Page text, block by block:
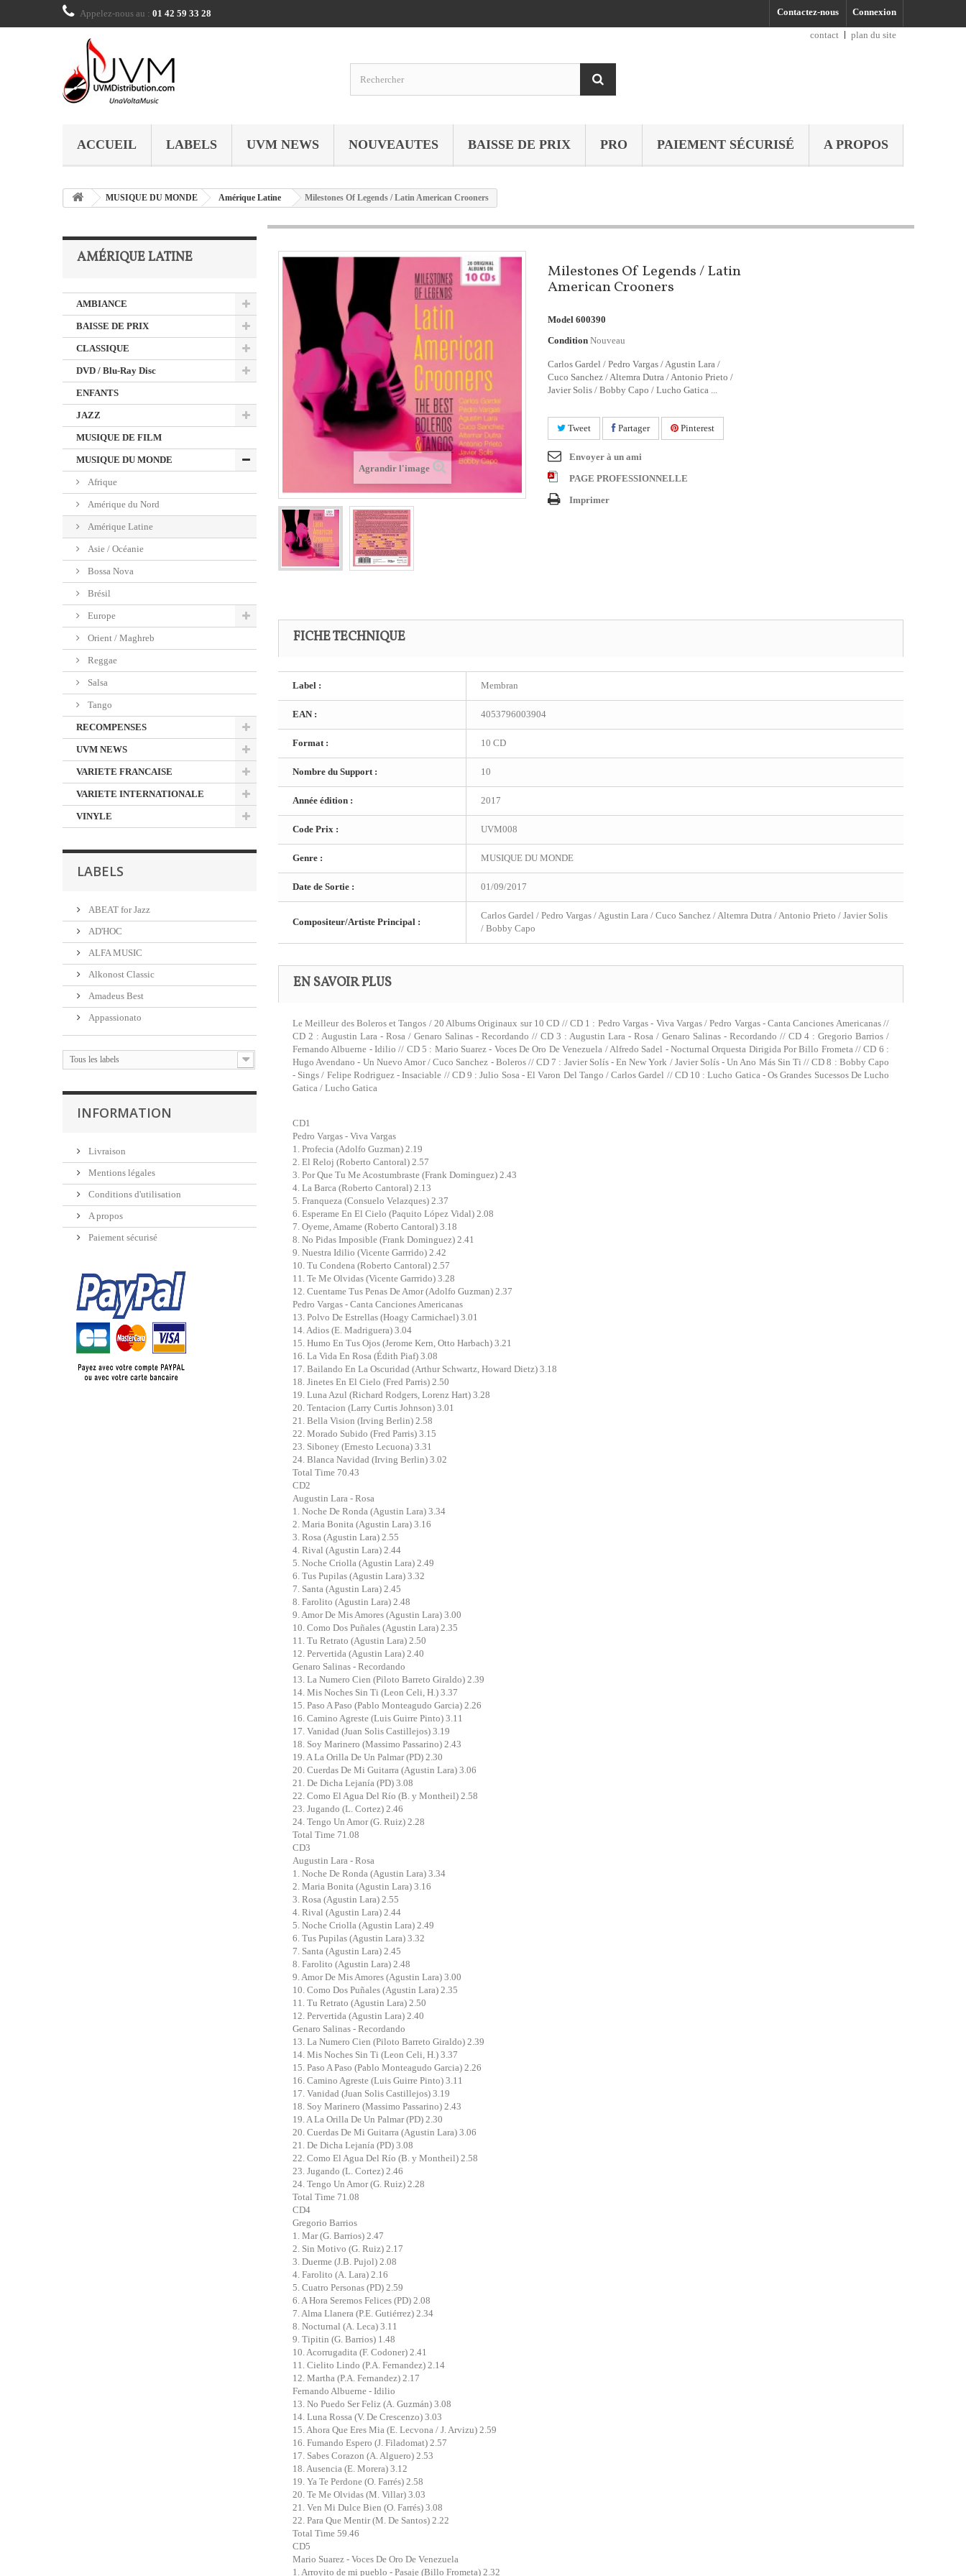
Connexion
Contactez-nous
Appelez-nous au : 01 42 59 33 28
contact
plan du site
ACCUEIL LABELS UVM NEWS NOUVEAUTES BAISSE DE PRIX PRO PAIEMENT SÉCURISÉ A PROPOS
MUSIQUE DU MONDE Amérique Latine Milestones Of Legends / Latin American Crooners
AMÉRIQUE LATINE
AMBIANCE
BAISSE DE PRIX
CLASSIQUE
DVD / Blu-Ray Disc
ENFANTS
JAZZ
MUSIQUE DE FILM
MUSIQUE DU MONDE
Afrique
Amérique du Nord
Amérique Latine
Asie / Océanie
Bossa Nova
Brésil
Europe
Orient / Maghreb
Reggae
Salsa
Tango
RECOMPENSES
UVM NEWS
VARIETE FRANCAISE
VARIETE INTERNATIONALE
VINYLE
LABELS
ABEAT for Jazz
AD'HOC
ALFA MUSIC
Alkonost Classic
Amadeus Best
Appassionato
Tous les labels
INFORMATION
Livraison
Mentions légales
Conditions d'utilisation
A propos
Paiement sécurisé
Agrandir l'image
Milestones Of Legends / Latin
American Crooners
Model 600390
Condition Nouveau
Carlos Gardel / Pedro Vargas / Agustin Lara /
Cuco Sanchez / Altemra Dutra / Antonio Prieto /
Javier Solis / Bobby Capo / Lucho Gatica ...
Tweet Partager Pinterest
Envoyer à un ami
PAGE PROFESSIONNELLE
Imprimer
FICHE TECHNIQUE
Label : Membran
EAN : 4053796003904
Format : 10 CD
Nombre du Support : 10
Année édition : 2017
Code Prix : UVM008
Genre : MUSIQUE DU MONDE
Date de Sortie : 01/09/2017
Compositeur/Artiste Principal :
Carlos Gardel / Pedro Vargas / Agustin Lara / Cuco Sanchez / Altemra Dutra / Antonio Prieto / Javier Solis
/ Bobby Capo
EN SAVOIR PLUS
Le Meilleur des Boleros et Tangos / 20 Albums Originaux sur 10 CD // CD 1 : Pedro Vargas - Viva Vargas / Pedro Vargas - Canta Canciones Americanas //
CD 2 : Augustin Lara - Rosa / Genaro Salinas - Recordando // CD 3 : Augustin Lara - Rosa / Genaro Salinas - Recordando // CD 4 : Gregorio Barrios /
Fernando Albuerne - Idilio // CD 5 : Mario Suarez - Voces De Oro De Venezuela / Alfredo Sadel - Nocturnal Orquesta Dirigida Por Billo Frometa // CD 6 :
Hugo Avendano - Un Nuevo Amor / Cuco Sanchez - Boleros // CD 7 : Javier Solís - En New York / Javier Solís - Un Ano Más Sin Ti // CD 8 : Bobby Capo
- Sings / Felipe Rodriguez - Insaciable // CD 9 : Julio Sosa - El Varon Del Tango / Carlos Gardel // CD 10 : Lucho Gatica - Os Grandes Sucessos De Lucho
Gatica / Lucho Gatica
CD1
Pedro Vargas - Viva Vargas
1. Profecia (Adolfo Guzman) 2.19
2. El Reloj (Roberto Cantoral) 2.57
3. Por Que Tu Me Acostumbraste (Frank Dominguez) 2.43
4. La Barca (Roberto Cantoral) 2.13
5. Franqueza (Consuelo Velazques) 2.37
6. Esperame En El Cielo (Paquito López Vidal) 2.08
7. Oyeme, Amame (Roberto Cantoral) 3.18
8. No Pidas Imposible (Frank Dominguez) 2.41
9. Nuestra Idilio (Vicente Garrrido) 2.42
10. Tu Condena (Roberto Cantoral) 2.57
11. Te Me Olvidas (Vicente Garrrido) 3.28
12. Cuentame Tus Penas De Amor (Adolfo Guzman) 2.37
Pedro Vargas - Canta Canciones Americanas
13. Polvo De Estrellas (Hoagy Carmichael) 3.01
14. Adios (E. Madriguera) 3.04
15. Humo En Tus Ojos (Jerome Kern, Otto Harbach) 3.21
16. La Vida En Rosa (Édith Piaf) 3.08
17. Bailando En La Oscuridad (Arthur Schwartz, Howard Dietz) 3.18
18. Jinetes En El Cielo (Fred Parris) 2.50
19. Luna Azul (Richard Rodgers, Lorenz Hart) 3.28
20. Tentacion (Larry Curtis Johnson) 3.01
21. Bella Vision (Irving Berlin) 2.58
22. Morado Subido (Fred Parris) 3.15
23. Siboney (Ernesto Lecuona) 3.31
24. Blanca Navidad (Irving Berlin) 3.02
Total Time 70.43
CD2
Augustin Lara - Rosa
1. Noche De Ronda (Agustin Lara) 3.34
2. Maria Bonita (Agustin Lara) 3.16
3. Rosa (Agustin Lara) 2.55
4. Rival (Agustin Lara) 2.44
5. Noche Criolla (Agustin Lara) 2.49
6. Tus Pupilas (Agustin Lara) 3.32
7. Santa (Agustin Lara) 2.45
8. Farolito (Agustin Lara) 2.48
9. Amor De Mis Amores (Agustin Lara) 3.00
10. Como Dos Puñales (Agustin Lara) 2.35
11. Tu Retrato (Agustin Lara) 2.50
12. Pervertida (Agustin Lara) 2.40
Genaro Salinas - Recordando
13. La Numero Cien (Piloto Barreto Giraldo) 2.39
14. Mis Noches Sin Ti (Leon Celi, H.) 3.37
15. Paso A Paso (Pablo Monteagudo Garcia) 2.26
16. Camino Agreste (Luis Guirre Pinto) 3.11
17. Vanidad (Juan Solis Castillejos) 3.19
18. Soy Marinero (Massimo Passarino) 2.43
19. A La Orilla De Un Palmar (PD) 2.30
20. Cuerdas De Mi Guitarra (Agustin Lara) 3.06
21. De Dicha Lejanía (PD) 3.08
22. Como El Agua Del Río (B. y Montheil) 2.58
23. Jugando (L. Cortez) 2.46
24. Tengo Un Amor (G. Ruiz) 2.28
Total Time 71.08
CD3
Augustin Lara - Rosa
1. Noche De Ronda (Agustin Lara) 3.34
2. Maria Bonita (Agustin Lara) 3.16
3. Rosa (Agustin Lara) 2.55
4. Rival (Agustin Lara) 2.44
5. Noche Criolla (Agustin Lara) 2.49
6. Tus Pupilas (Agustin Lara) 3.32
7. Santa (Agustin Lara) 2.45
8. Farolito (Agustin Lara) 2.48
9. Amor De Mis Amores (Agustin Lara) 3.00
10. Como Dos Puñales (Agustin Lara) 2.35
11. Tu Retrato (Agustin Lara) 2.50
12. Pervertida (Agustin Lara) 2.40
Genaro Salinas - Recordando
13. La Numero Cien (Piloto Barreto Giraldo) 2.39
14. Mis Noches Sin Ti (Leon Celi, H.) 3.37
15. Paso A Paso (Pablo Monteagudo Garcia) 2.26
16. Camino Agreste (Luis Guirre Pinto) 3.11
17. Vanidad (Juan Solis Castillejos) 3.19
18. Soy Marinero (Massimo Passarino) 2.43
19. A La Orilla De Un Palmar (PD) 2.30
20. Cuerdas De Mi Guitarra (Agustin Lara) 3.06
21. De Dicha Lejanía (PD) 3.08
22. Como El Agua Del Río (B. y Montheil) 2.58
23. Jugando (L. Cortez) 2.46
24. Tengo Un Amor (G. Ruiz) 2.28
Total Time 71.08
CD4
Gregorio Barrios
1. Mar (G. Barrios) 2.47
2. Sin Motivo (G. Ruiz) 2.17
3. Duerme (J.B. Pujol) 2.08
4. Farolito (A. Lara) 2.16
5. Cuatro Personas (PD) 2.59
6. A Hora Seremos Felices (PD) 2.08
7. Alma Llanera (P.E. Gutiérrez) 2.34
8. Nocturnal (A. Leca) 3.11
9. Tipitin (G. Barrios) 1.48
10. Acorrugadita (F. Codoner) 2.41
11. Cielito Lindo (P.A. Fernandez) 2.14
12. Martha (P.A. Fernandez) 2.17
Fernando Albuerne - Idilio
13. No Puedo Ser Feliz (A. Guzmán) 3.08
14. Luna Rossa (V. De Crescenzo) 3.03
15. Ahora Que Eres Mia (E. Lecvona / J. Arvizu) 2.59
16. Fumando Espero (J. Filadomat) 2.57
17. Sabes Corazon (A. Alguero) 2.53
18. Ausencia (E. Morera) 3.12
19. Ya Te Perdone (O. Farrés) 2.58
20. Te Me Olvidas (M. Villar) 3.03
21. Ven Mi Dulce Bien (O. Farrés) 3.08
22. Para Que Mentir (M. De Santos) 2.22
Total Time 59.46
CD5
Mario Suarez - Voces De Oro De Venezuela
1. Arroyito de mi pueblo - Pasaje (Billo Frometa) 2.32